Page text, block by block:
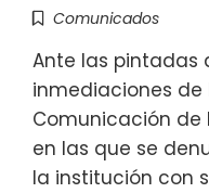
Comunicados
Ante las pintadas
inmediaciones
Comunicación de
en las que se
la institución con